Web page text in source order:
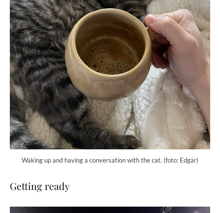
Waking up and having a conversation with the cat. (foto: Edgär)
Getting ready